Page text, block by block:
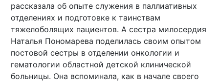
рассказала об опыте служения в паллиативных
отделениях и подготовке к таинствам
тяжелоболящих пациентов. А сестра милосердия
Наталья Пономарева поделилась своим опытом
постовой сестры в отделении онкологии и
гематологии областной детской клинической
больницы. Она вспоминала, как в начале своего